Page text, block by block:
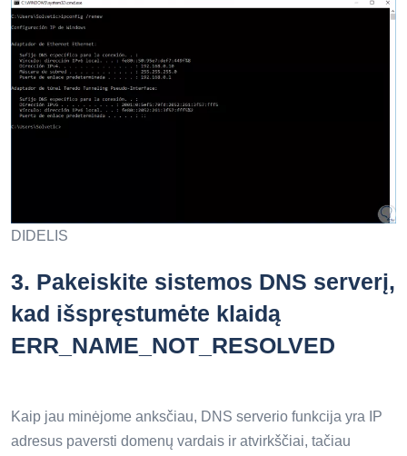
DIDELIS
3. Pakeiskite sistemos DNS serverį,
kad išspręstumėte klaidą
ERR_NAME_NOT_RESOLVED
Kaip jau minėjome anksčiau, DNS serverio funkcija yra IP
adresus paversti domenų vardais ir atvirkščiai, tačiau